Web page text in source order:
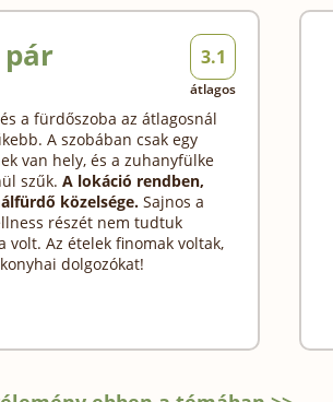
pár
a fürdőszoba az átlagosnál
A szobában csak egy
van hely, és a zuhanyfülke
szűk. A lokáció rendben,
közelsége.Sajnos a
részét nem tudtuk
volt. Az ételek finomak voltak,
dolgozókat!
3.1
átlagos